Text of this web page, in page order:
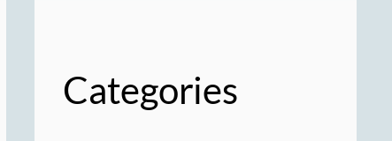
Categories